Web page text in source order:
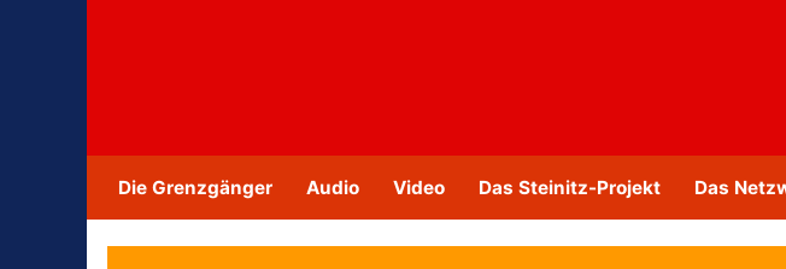
Die Grenzgänger Audio Video Das Steinitz-Projekt Das